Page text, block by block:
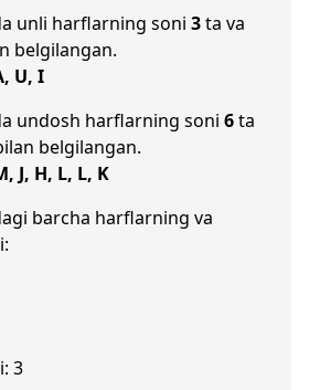
unli harflarning soni 3ta va
belgilangan.
U, I
undosh harflarning soni 6ta
belgilangan.
J, H, L, L, K
barcha harflarning va
3